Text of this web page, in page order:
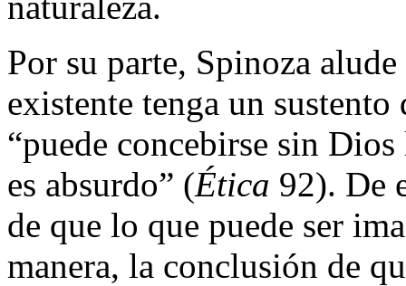
Por su parte, Spinoza
existente tenga un
“puede concebirse sin Dios
es absurdo” (Ética 92). De
de que lo que puede ser
manera, la conclusión de